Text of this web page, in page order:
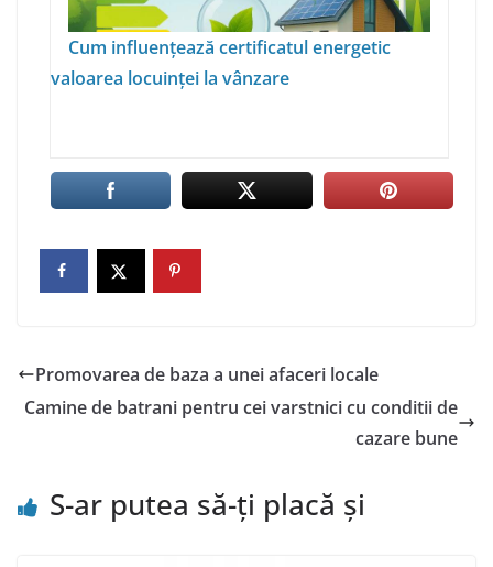
Cum influențează certificatul energetic
valoarea locuinței la vânzare
Promovarea de baza a unei afaceri locale
Camine de batrani pentru cei varstnici cu conditii de
cazare bune
S-ar putea să-ți placă și